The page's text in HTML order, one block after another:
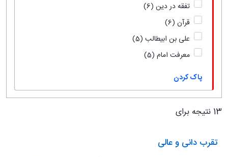
تفقه در دین (6)
قرآن (6)
علی بن ابیطالب (5)
معرفت امام (5)
پاک کردن
13 نتیجه برای
تقرب دانی و عالی